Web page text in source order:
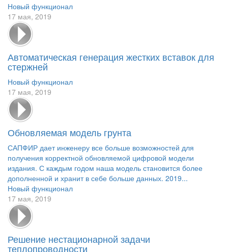
Новый функционал
17 мая, 2019
Автоматическая генерация жестких вставок для
стержней
Новый функционал
17 мая, 2019
Обновляемая модель грунта
САПФИР дает инженеру все больше возможностей для
получения корректной обновляемой цифровой модели
издания. С каждым годом наша модель становится более
дополненной и хранит в себе больше данных. 2019...
Новый функционал
17 мая, 2019
Решение нестационарной задачи
теплопроводности